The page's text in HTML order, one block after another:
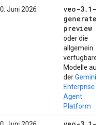
Juni 2026 veo-3. 1-
generate-
preview
oder die
allgemein
verfügbaren
Modelle auf
derGemini
Enterprise
Agent
Platform